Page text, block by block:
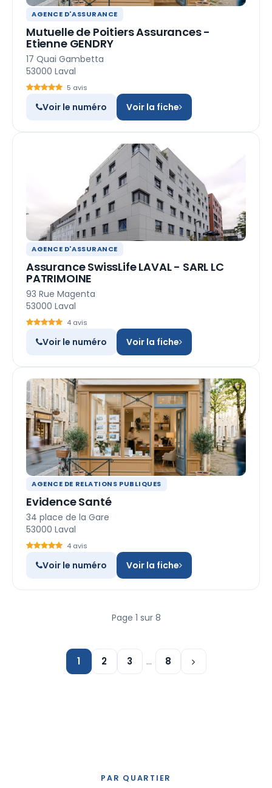
AGENCE D'ASSURANCE
Mutuelle de Poitiers Assurances -
Etienne GENDRY
17 Quai Gambetta
53000 Laval
5 avis
Voir le numéro Voir la fiche
AGENCE D'ASSURANCE
Assurance SwissLife LAVAL - SARL LC
PATRIMOINE
93 Rue Magenta
53000 Laval
4 avis
Voir le numéro Voir la fiche
AGENCE DE RELATIONS PUBLIQUES
Evidence Santé
34 place de la Gare
53000 Laval
4 avis
Voir le numéro Voir la fiche
Page 1 sur 8
1 2 3 … 8
PAR QUARTIER